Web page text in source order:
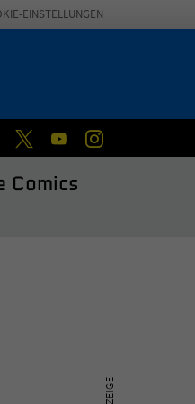
FACEBOOKTWITTERYOUTUBEINSTAGRAM
Comics
EINSTELLUNGEN